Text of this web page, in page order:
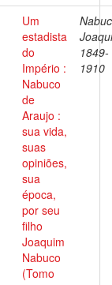
Um
estadista
do
Império :
Nabuco
de
Araujo :
sua vida,
suas
opiniões,
sua
época,
por seu
filho
Joaquim
Nabuco
(Tomo
1849-
1910